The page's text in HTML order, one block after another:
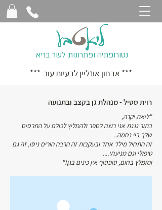
נטורופתיה ופתרונות לעור בריא
*** אבחון אונליין לבעיות עור ***
רוית סטיל - מנהלת גן בקצב ובתנועה
"ליאת יקרה,
בתור גננת אני רוצה לספר ולהמליץ לכולם על התרסיס
שלך ביי נחמה..
זה התחיל מילד אחד ובעקבות זה הרבה הורים ניסו, זה גם
טיפולי וגם מניעתי....
ומומלץ בחום, סופסוף אין כינים בגן!"